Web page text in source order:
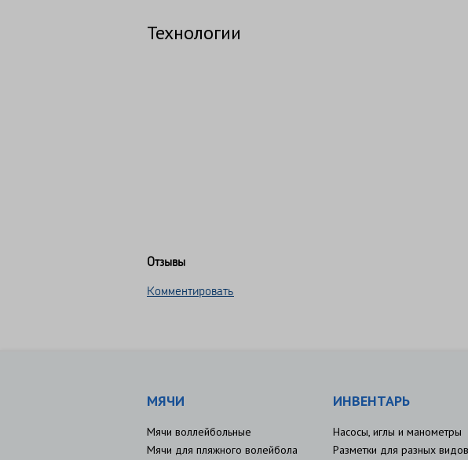
Технологии
Отзывы
Комментировать
МЯЧИ
Мячи воллейбольные
Мячи для пляжного волейбола
ИНВЕНТАРЬ
Насосы, иглы и манометры
Разметки для разных